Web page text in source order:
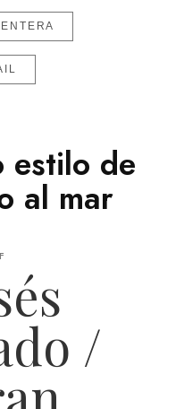
estilo de
al mar
/